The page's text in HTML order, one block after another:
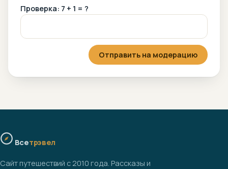
Проверка: 7 + 1 = ?
Отправить на модерацию
Всетрэвел
Сайт путешествий с 2010 года. Рассказы и